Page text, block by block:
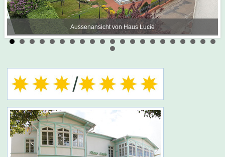
Aussenansicht von Haus Lucie